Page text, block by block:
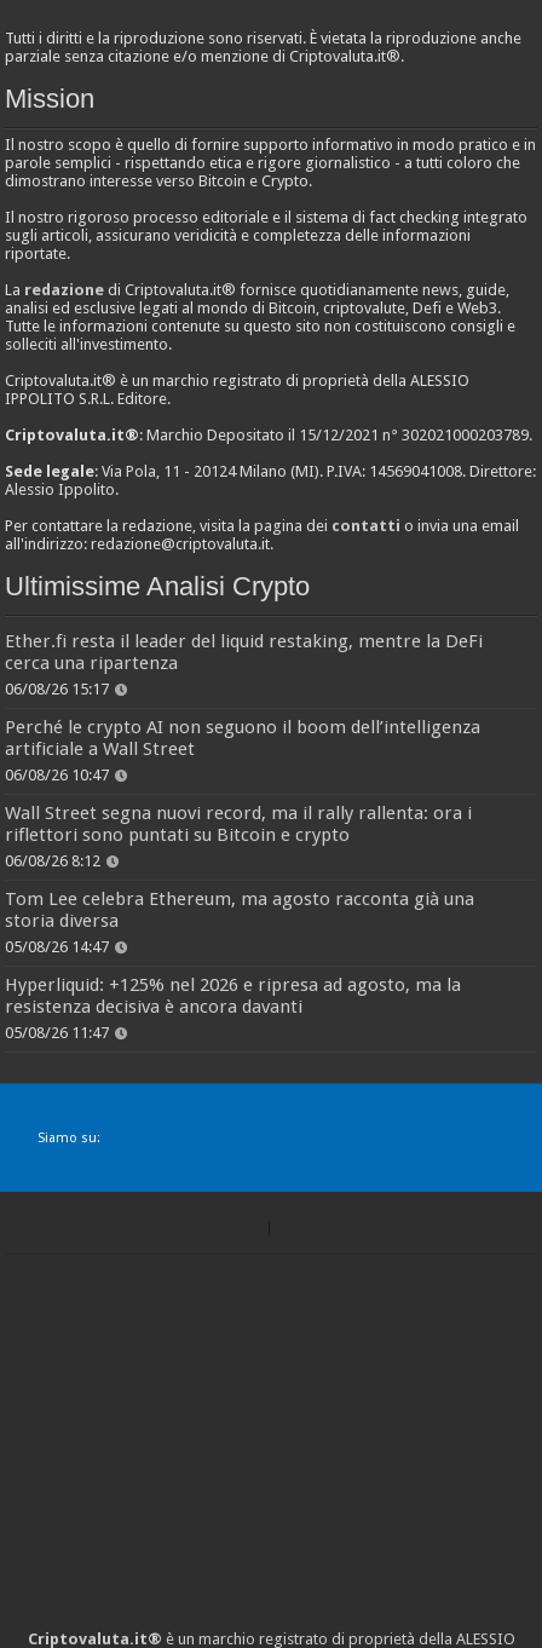
Tutti i diritti e la riproduzione sono riservati. È vietata la riproduzione anche
parziale senza citazione e/o menzione di Criptovaluta.it®.
Mission
Il nostro scopo è quello di fornire supporto informativo in modo pratico e in
parole semplici - rispettando etica e rigore giornalistico - a tutti coloro che
dimostrano interesse verso Bitcoin e Crypto.
Il nostro rigoroso processo editoriale e il sistema di fact checking integrato
sugli articoli, assicurano veridicità e completezza delle informazioni
riportate.
La redazione di Criptovaluta.it® fornisce quotidianamente news, guide,
analisi ed esclusive legati al mondo di Bitcoin, criptovalute, Defi e Web3.
Tutte le informazioni contenute su questo sito non costituiscono consigli e
solleciti all'investimento.
Criptovaluta.it® è un marchio registrato di proprietà della ALESSIO
IPPOLITO S.R.L. Editore.
Criptovaluta.it®: Marchio Depositato il 15/12/2021 n° 302021000203789.
Sede legale: Via Pola, 11 - 20124 Milano (MI). P.IVA: 14569041008. Direttore:
Alessio Ippolito.
Per contattare la redazione, visita la pagina dei contatti o invia una email
all'indirizzo:redazione@criptovaluta.it.
Ultimissime Analisi Crypto
Ether.fi resta il leader del liquid restaking, mentre la DeFi
cerca una ripartenza
06/08/26 15:17
Perché le crypto AI non seguono il boom dell’intelligenza
artificiale a Wall Street
06/08/26 10:47
Wall Street segna nuovi record, ma il rally rallenta: ora i
riflettori sono puntati su Bitcoin e crypto
06/08/26 8:12
Tom Lee celebra Ethereum, ma agosto racconta già una
storia diversa
05/08/26 14:47
Hyperliquid: +125% nel 2026 e ripresa ad agosto, ma la
resistenza decisiva è ancora davanti
05/08/26 11:47
Siamo su:
Criptovaluta.it® è un marchio registrato di proprietà della ALESSIO